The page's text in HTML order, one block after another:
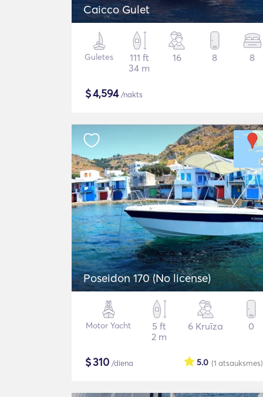
Caicco Gulet
Guletes
111 ft
34 m
16 8 8
$4,594/nakts
Poseidon 170 (No license)
Motor Yacht
5 ft
2 m
6 Kruīza 0
$310 /diena (1 atsauksmes)
5.0